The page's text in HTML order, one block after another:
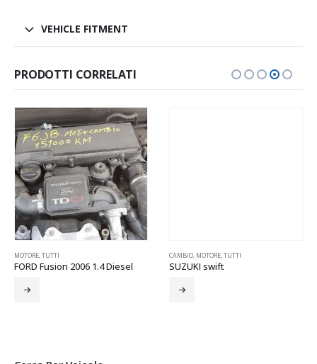
VEHICLE FITMENT
PRODOTTI CORRELATI
PARAURTI,PNEUMATICI RETROVISORI,SPECCHIETTI,TUTTI
MOTORE,TUTTI
FORD Fusion 2006 1.4 Diesel
CAMBIO, MOTORE,TUTTI
SUZUKI swift